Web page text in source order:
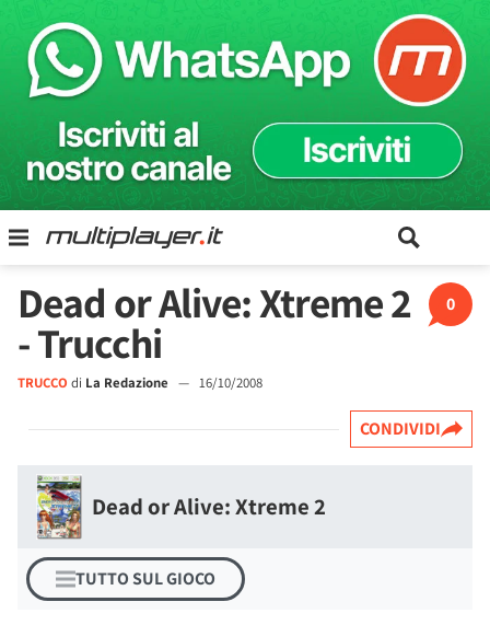
0
Dead or Alive: Xtreme 2
- Trucchi
TRUCCO di La Redazione — 16/10/2008
CONDIVIDI
Dead or Alive: Xtreme 2
TUTTO SUL GIOCO